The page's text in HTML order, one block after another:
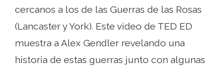
cercanos a los de las Guerras de las Rosas
(Lancaster y York). Este video de TED ED
muestra a Alex Gendler revelando una
historia de estas guerras junto con algunas